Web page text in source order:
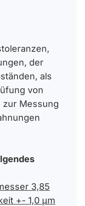
der
als
von
zur Messung
3,85
+- 1,0 µm